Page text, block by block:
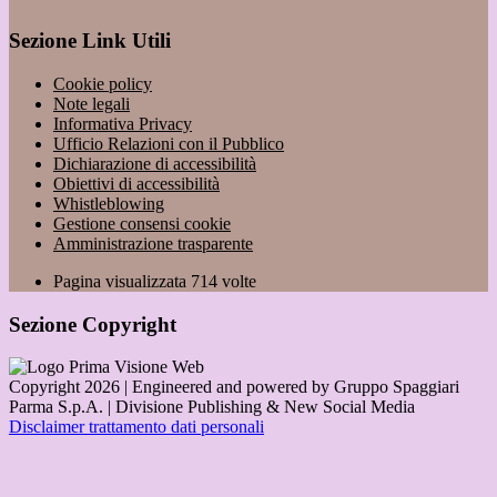
Sezione Link Utili
Cookie policy
Note legali
Informativa Privacy
Ufficio Relazioni con il Pubblico
Dichiarazione di accessibilità
Obiettivi di accessibilità
Whistleblowing
Gestione consensi cookie
Amministrazione trasparente
Pagina visualizzata 714 volte
Sezione Copyright
Copyright 2026 | Engineered and powered by Gruppo Spaggiari
Parma S.p.A. | Divisione Publishing & New Social Media
Disclaimer trattamento dati personali